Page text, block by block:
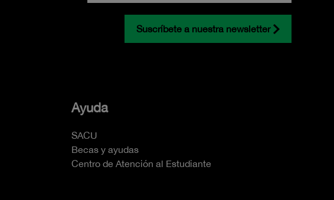
Suscríbete a nuestra newsletter
Ayuda
SACU
Becas y ayudas
Centro de Atención al Estudiante